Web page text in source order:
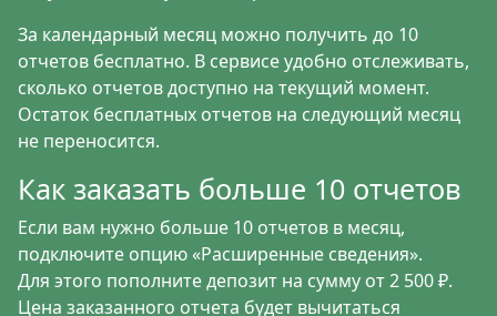
За календарный месяц можно получить до 10
отчетов бесплатно. В сервисе удобно отслеживать,
сколько отчетов доступно на текущий момент.
Остаток бесплатных отчетов на следующий месяц
не переносится.
Как заказать больше 10 отчетов
Если вам нужно больше 10 отчетов в месяц,
подключите опцию «Расширенные сведения».
Для этого пополните депозит на сумму от 2 500 ₽.
Цена заказанного отчета будет вычитаться